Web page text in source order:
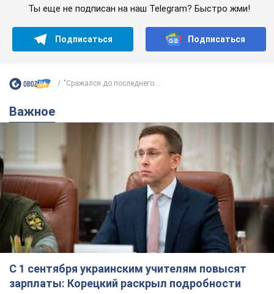
Ты еще не подписан на наш Telegram? Быстро жми!
Подписаться Подписаться
"Сражался до последнего...
Важное
С 1 сентября украинским учителям повысят
зарплаты: Корецкий раскрыл подробности